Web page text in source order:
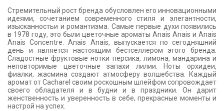
Стремительный рост бренда обусловлен его инновационными
идеями, сочетанием современного стиля и элегантности,
изысканностьи и романтизма. Самые первые духи появились
в 1978 году, это были цветочные ароматы Anais Anais и Anais
Anais Concentre. Anais Anais, выпускается по сегодняшний
день и является настоящим бестселлером этого бренда.
Сладостные фруктовые нотки персика, лимона, мандарина и
неповторимые цветочные запахи лилии. Ноты орхидеи,
фиалки, жасмина создают атмосферу волшебства. Каждый
аромат от Cacharel своим роскошным шлейфом сопровождает
своего обладателя и в будни и в праздники. Он дарит
женственность и уверенность в себе, прекрасные моменты и
настрой на успех.